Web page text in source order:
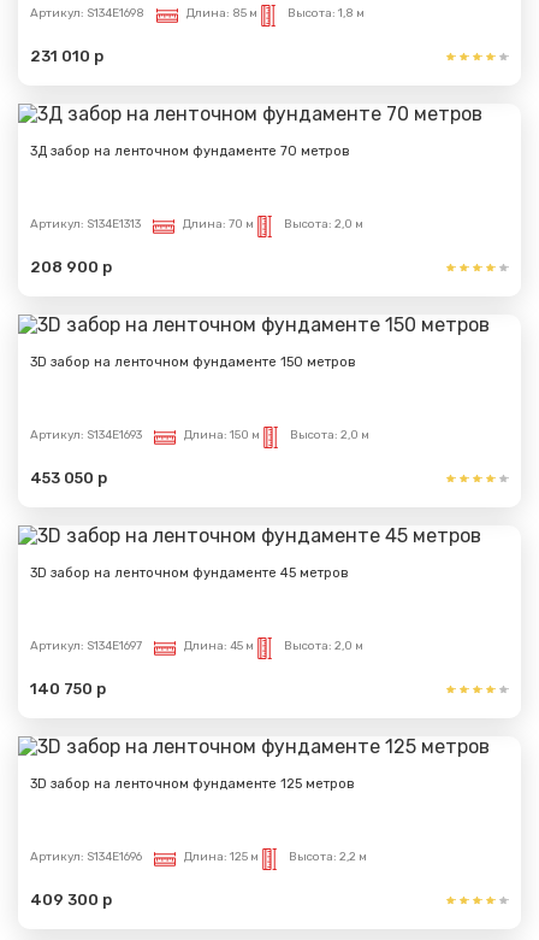
Артикул: S134E1698 Длина: 85 м Высота: 1,8 м
231 010 р
3Д забор на ленточном фундаменте 70 метров
Артикул: S134E1313 Длина: 70 м Высота: 2,0 м
208 900 р
3D забор на ленточном фундаменте 150 метров
Артикул: S134E1693 Длина: 150 м Высота: 2,0 м
453 050 р
3D забор на ленточном фундаменте 45 метров
Артикул: S134E1697 Длина: 45 м Высота: 2,0 м
140 750 р
3D забор на ленточном фундаменте 125 метров
Артикул: S134E1696 Длина: 125 м Высота: 2,2 м
409 300 р